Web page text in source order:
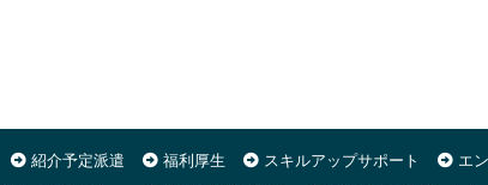
紹介予定派遣 福利厚生 スキルアップサポート エ